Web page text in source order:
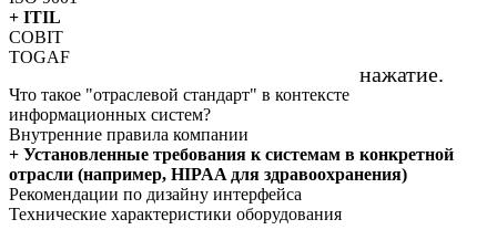
нажатие.
+ ITIL
COBIT
TOGAF
Что такое "отраслевой стандарт" в контексте
информационных систем?
Внутренние правила компании
+ Установленные требования к системам в конкретной
отрасли (например, HIPAA для здравоохранения)
Рекомендации по дизайну интерфейса
Технические характеристики оборудования